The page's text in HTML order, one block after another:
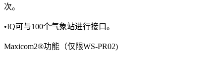
次。
•IQ可与100个气象站进行接口。
Maxicom2®功能（仅限WS-PR02)